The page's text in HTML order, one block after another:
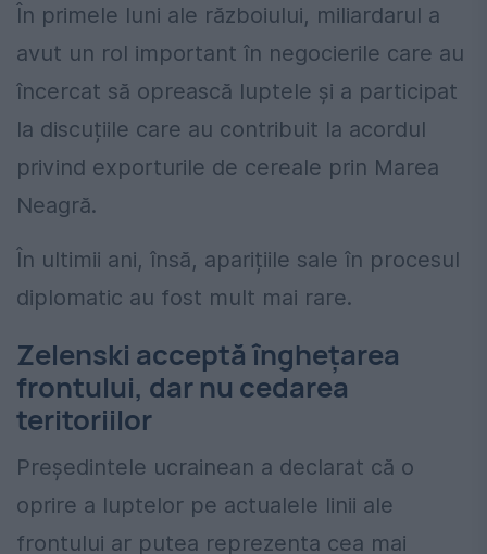
În primele luni ale războiului, miliardarul a
avut un rol important în negocierile care au
încercat să oprească luptele și a participat
la discuțiile care au contribuit la acordul
privind exporturile de cereale prin Marea
Neagră.
În ultimii ani, însă, aparițiile sale în procesul
diplomatic au fost mult mai rare.
Zelenski acceptă înghețarea
frontului, dar nu cedarea
teritoriilor
Președintele ucrainean a declarat că o
oprire a luptelor pe actualele linii ale
frontului ar putea reprezenta cea mai